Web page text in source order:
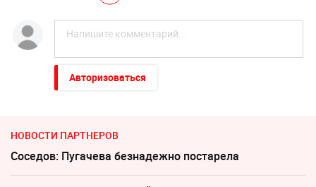
Авторизоваться
НОВОСТИ ПАРТНЕРОВ
Соседов: Пугачева безнадежно постарела